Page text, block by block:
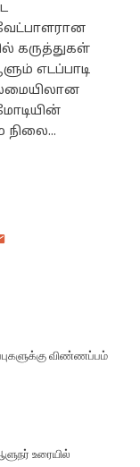
கருத்துகள்
எடப்பாடி
நிலை...
விண்ணப்பம்
உரையில்